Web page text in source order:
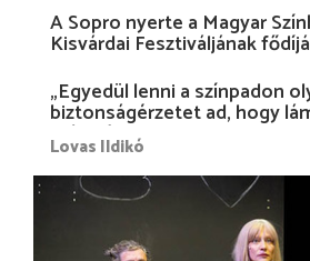
A Sopro nyerte a Magyar
Kisvárdai Fesztiváljának
„Egyedül lenni a színpadon
biztonságérzetet ad, hogy
más nélkül is megvagyok
Lovas Ildikó